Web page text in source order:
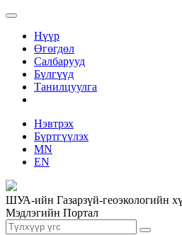
Нүүр
Өгөгдөл
Салбарууд
Бүлгүүд
Танилцуулга
Нэвтрэх
Бүртгүүлэх
MN
EN
ШУА-ийн Газарзүй-геоэкологийн
Мэдлэгийн Портал